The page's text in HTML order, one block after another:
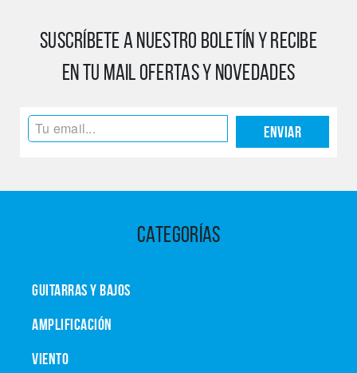
SUSCRÍBETE A NUESTRO BOLETÍN Y RECIBE
EN TU MAIL OFERTAS Y NOVEDADES
Enviar
CATEGORÍAS
GUITARRAS Y BAJOS
AMPLIFICACIÓN
VIENTO